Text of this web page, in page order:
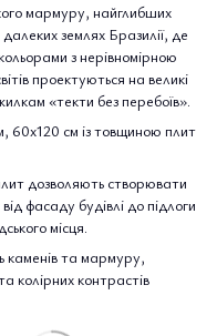
мармуру, найглибших
далеких землях Бразилії, де
з нерівномірною
проектуються на великі
«текти без перебоїв».
60х120 см із товщиною плит
дозволяють створювати
фасаду будівлі до підлоги
місця.
каменів та мармуру,
колірних контрастів